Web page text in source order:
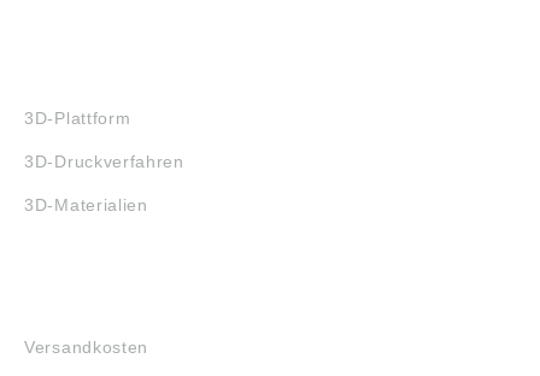
3D-Plattform
3D-Druckverfahren
3D-Materialien
Versandkosten